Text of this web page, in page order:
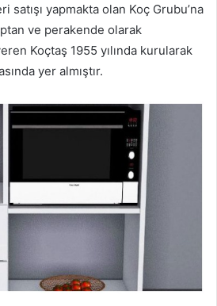
satışı yapmakta olan Koç Grubu’na
ve perakende olarak
Koçtaş 1955 yılında kurularak
yer almıştır.